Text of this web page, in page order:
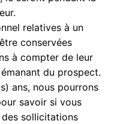
relatives à un
conservées
à compter de leur
du prospect.
ans, nous pourrons
savoir si vous
sollicitations